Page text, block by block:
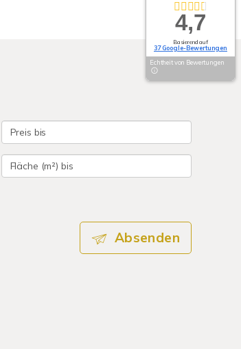
Absenden
4,7
Basierend auf
37 Google-Bewertungen
Echtheit von Bewertungen